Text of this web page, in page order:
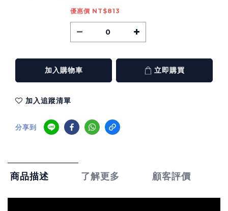
優惠價 NT$813
加入購物車 立即購買
加入追蹤清單
分享到
商品描述 了解更多 顧客評價